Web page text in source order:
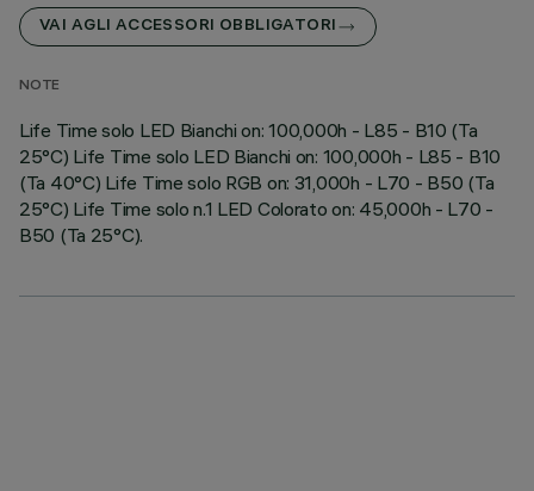
VAI AGLI ACCESSORI OBBLIGATORI
NOTE
Life Time solo LED Bianchi on: 100,000h - L85 - B10 (Ta
25°C) Life Time solo LED Bianchi on: 100,000h - L85 - B10
(Ta 40°C) Life Time solo RGB on: 31,000h - L70 - B50 (Ta
25°C) Life Time solo n.1 LED Colorato on: 45,000h - L70 -
B50 (Ta 25°C).